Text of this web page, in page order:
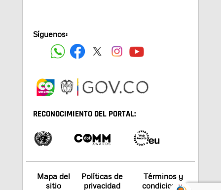
Síguenos:
RECONOCIMIENTO DEL PORTAL:
Mapa del
sitio
Políticas de
privacidad
Términos y
condiciones